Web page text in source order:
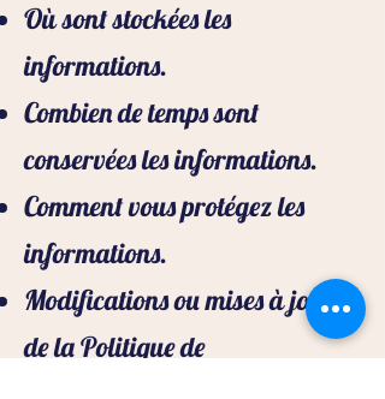
Où sont stockées les
informations.
Combien de temps sont
conservées les informations.
Comment vous protégez les
informations.
Modifications ou mises à jour
de la Politique de